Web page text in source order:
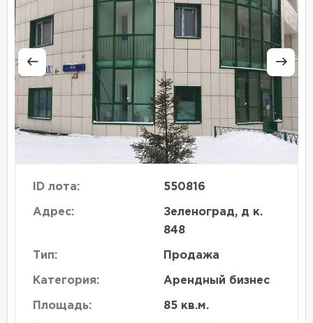
ID лота: 550816
Адрес:
Зеленоград, д к.
848
Тип: Продажа
Категория: Арендный бизнес
Площадь: 85 кв.м.